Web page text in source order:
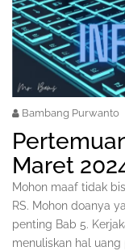
Bambang Purwanto
Maret
Mohon maaf tidak
RS. Mohon doanya
penting Bab 5.
menuliskan hal